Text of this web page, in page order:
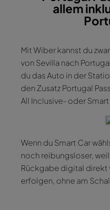
allem
Mit Wiber kannst du
von Sevilla nach
du das Auto in der
den Zusatz Portugal
All Inclusive- oder
Wenn du Smart Car
noch reibungsloser,
Rückgabe digital direkt
erfolgen, ohne am